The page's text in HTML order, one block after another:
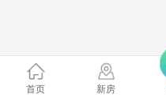
首页 新房